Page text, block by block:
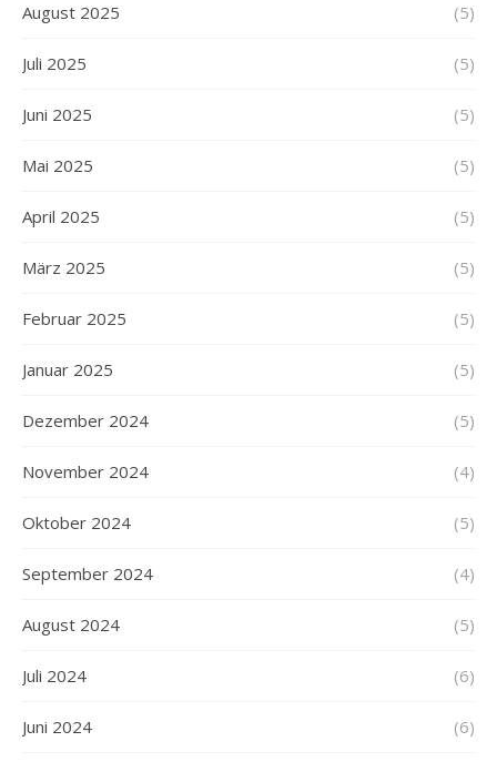
August 2025 (5)
Juli 2025 (5)
Juni 2025 (5)
Mai 2025 (5)
April 2025 (5)
März 2025 (5)
Februar 2025 (5)
Januar 2025 (5)
Dezember 2024 (5)
November 2024 (4)
Oktober 2024 (5)
September 2024 (4)
August 2024 (5)
Juli 2024 (6)
Juni 2024 (6)